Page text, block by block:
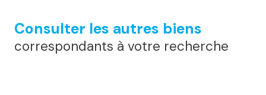
Consulter les autres biens
correspondants à votre recherche